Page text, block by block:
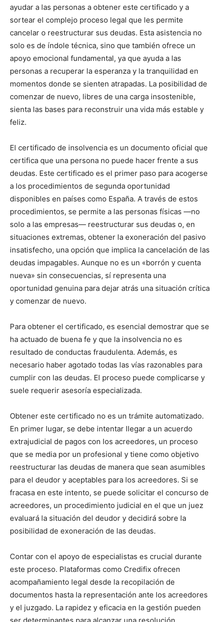
ayudar a las personas a obtener este certificado y a
sortear el complejo proceso legal que les permite
cancelar o reestructurar sus deudas. Esta asistencia no
solo es de índole técnica, sino que también ofrece un
apoyo emocional fundamental, ya que ayuda a las
personas a recuperar la esperanza y la tranquilidad en
momentos donde se sienten atrapadas. La posibilidad de
comenzar de nuevo, libres de una carga insostenible,
sienta las bases para reconstruir una vida más estable y
feliz.
El certificado de insolvencia es un documento oficial que
certifica que una persona no puede hacer frente a sus
deudas. Este certificado es el primer paso para acogerse
a los procedimientos de segunda oportunidad
disponibles en países como España. A través de estos
procedimientos, se permite a las personas físicas —no
solo a las empresas— reestructurar sus deudas o, en
situaciones extremas, obtener la exoneración del pasivo
insatisfecho, una opción que implica la cancelación de las
deudas impagables. Aunque no es un «borrón y cuenta
nueva» sin consecuencias, sí representa una
oportunidad genuina para dejar atrás una situación crítica
y comenzar de nuevo.
Para obtener el certificado, es esencial demostrar que se
ha actuado de buena fe y que la insolvencia no es
resultado de conductas fraudulenta. Además, es
necesario haber agotado todas las vías razonables para
cumplir con las deudas. El proceso puede complicarse y
suele requerir asesoría especializada.
Obtener este certificado no es un trámite automatizado.
En primer lugar, se debe intentar llegar a un acuerdo
extrajudicial de pagos con los acreedores, un proceso
que se media por un profesional y tiene como objetivo
reestructurar las deudas de manera que sean asumibles
para el deudor y aceptables para los acreedores. Si se
fracasa en este intento, se puede solicitar el concurso de
acreedores, un procedimiento judicial en el que un juez
evaluará la situación del deudor y decidirá sobre la
posibilidad de exoneración de las deudas.
Contar con el apoyo de especialistas es crucial durante
este proceso. Plataformas como Credifix ofrecen
acompañamiento legal desde la recopilación de
documentos hasta la representación ante los acreedores
y el juzgado. La rapidez y eficacia en la gestión pueden